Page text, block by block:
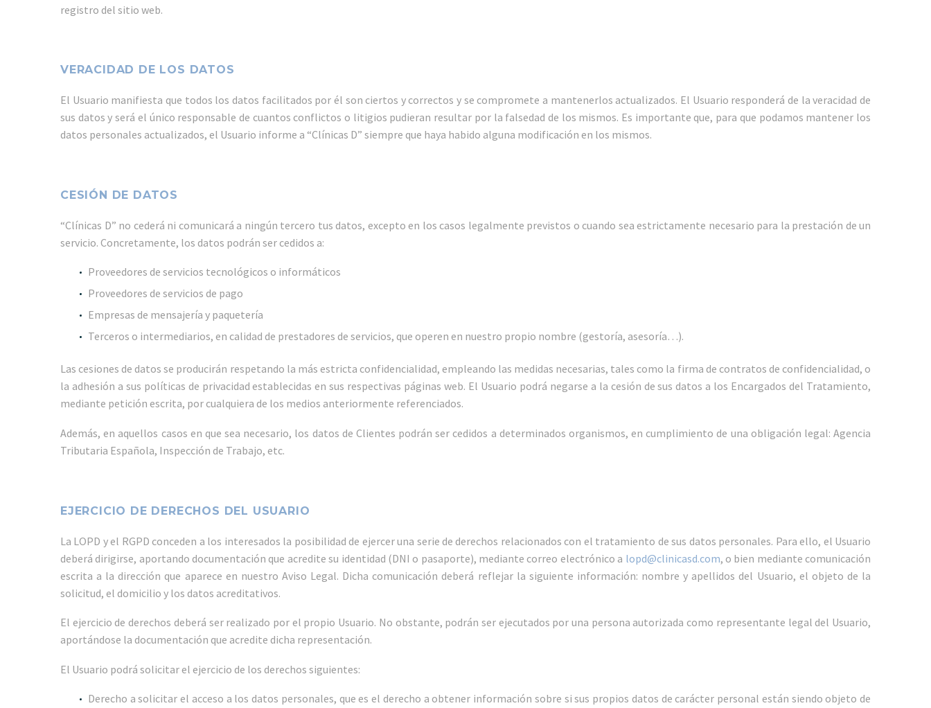
registro del sitio web.
VERACIDAD DE LOS DATOS
El Usuario manifiesta que todos los datos facilitados por él son ciertos y correctos y se compromete a mantenerlos actualizados. El Usuario responderá de la veracidad de
sus datos y será el único responsable de cuantos conflictos o litigios pudieran resultar por la falsedad de los mismos. Es importante que, para que podamos mantener los
datos personales actualizados, el Usuario informe a “Clínicas D” siempre que haya habido alguna modificación en los mismos.
CESIÓN DE DATOS
“Clínicas D” no cederá ni comunicará a ningún tercero tus datos, excepto en los casos legalmente previstos o cuando sea estrictamente necesario para la prestación de un
servicio. Concretamente, los datos podrán ser cedidos a:
Proveedores de servicios tecnológicos o informáticos
Proveedores de servicios de pago
Empresas de mensajería y paquetería
Terceros o intermediarios, en calidad de prestadores de servicios, que operen en nuestro propio nombre (gestoría, asesoría…).
Las cesiones de datos se producirán respetando la más estricta confidencialidad, empleando las medidas necesarias, tales como la firma de contratos de confidencialidad, o
la adhesión a sus políticas de privacidad establecidas en sus respectivas páginas web. El Usuario podrá negarse a la cesión de sus datos a los Encargados del Tratamiento,
mediante petición escrita, por cualquiera de los medios anteriormente referenciados.
Además, en aquellos casos en que sea necesario, los datos de Clientes podrán ser cedidos a determinados organismos, en cumplimiento de una obligación legal: Agencia
Tributaria Española, Inspección de Trabajo, etc.
EJERCICIO DE DERECHOS DEL USUARIO
La LOPD y el RGPD conceden a los interesados la posibilidad de ejercer una serie de derechos relacionados con el tratamiento de sus datos personales. Para ello, el Usuario
deberá dirigirse, aportando documentación que acredite su identidad (DNI o pasaporte), mediante correo electrónico a lopd@clinicasd.com, o bien mediante comunicación
escrita a la dirección que aparece en nuestro Aviso Legal. Dicha comunicación deberá reflejar la siguiente información: nombre y apellidos del Usuario, el objeto de la
solicitud, el domicilio y los datos acreditativos.
El ejercicio de derechos deberá ser realizado por el propio Usuario. No obstante, podrán ser ejecutados por una persona autorizada como representante legal del Usuario,
aportándose la documentación que acredite dicha representación.
El Usuario podrá solicitar el ejercicio de los derechos siguientes:
Derecho a solicitar el acceso a los datos personales, que es el derecho a obtener información sobre si sus propios datos de carácter personal están siendo objeto de